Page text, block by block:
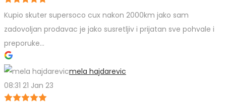
Kupio skuter supersoco cux nakon 2000km jako sam
zadovoljan prodavac je jako susretljiv i prijatan sve pohvale i
preporuke…
mela hajdarevic
08:31 21 Jan 23